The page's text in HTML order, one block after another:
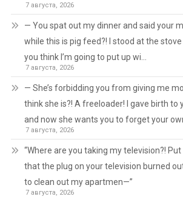
7 августа, 2026
— You spat out my dinner and said your
while this is pig feed?! I stood at the
you think I’m going to put up wi…
7 августа, 2026
— She’s forbidding you from giving me
think she is?! A freeloader! I gave birth to
and now she wants you to forget your
7 августа, 2026
“Where are you taking my television?! Put
that the plug on your television burned
to clean out my apartmen—”
7 августа, 2026